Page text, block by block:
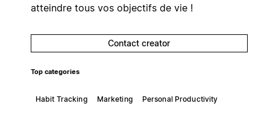
atteindre tous vos objectifs de vie !
Contact creator
Top categories
Habit Tracking Marketing Personal Productivity